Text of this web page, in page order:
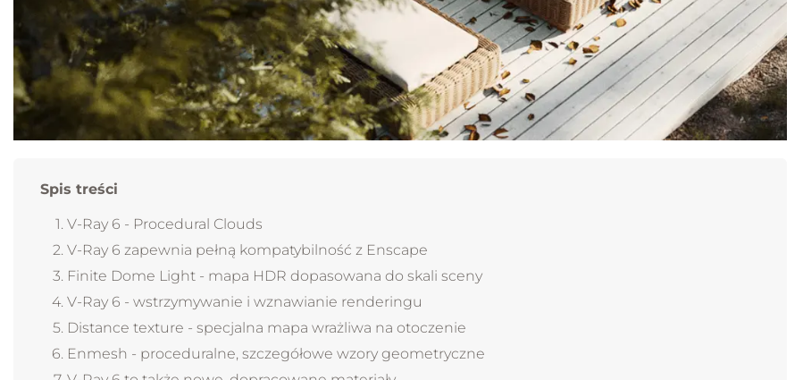
Spis treści
V-Ray 6 - Procedural Clouds
V-Ray 6 zapewnia pełną kompatybilność z Enscape
Finite Dome Light - mapa HDR dopasowana do skali sceny
V-Ray 6 - wstrzymywanie i wznawianie renderingu
Distance texture - specjalna mapa wrażliwa na otoczenie
Enmesh - proceduralne, szczegółowe wzory geometryczne
347.00 zł 347.00 zł